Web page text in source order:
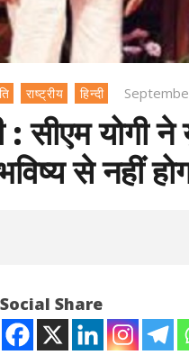
राष्ट्रीय हिन्दी
: सीएम योगी
से नहीं
Social Share